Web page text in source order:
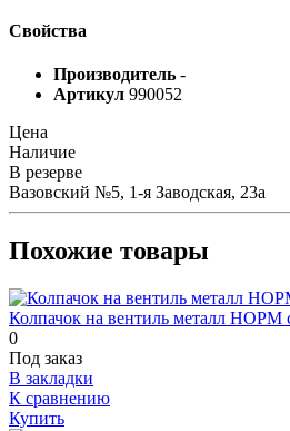
Свойства
Производитель -
Артикул 990052
Цена
Наличие
В резерве
Вазовский №5, 1-я Заводская, 23а
Похожие товары
Колпачок на вентиль металл НОРМ
0
Под заказ
В закладки
К сравнению
Купить